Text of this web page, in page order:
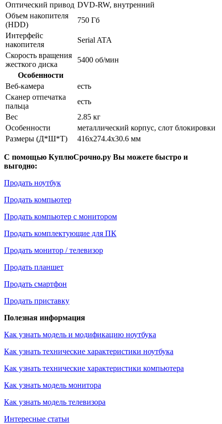
Оптический привод DVD-RW, внутренний
Объем накопителя
(HDD)
750 Гб
Интерфейс
накопителя
Serial ATA
Скорость вращения
жесткого диска
5400 об/мин
Особенности
Веб-камера
есть
Сканер отпечатка
пальца
есть
Вес
2.85 кг
Особенности
металлический корпус, слот блокировки
Размеры (Д*Ш*Т)
416x274.4x30.6 мм
С помощью КуплюСрочно.ру Вы можете быстро и
выгодно:
Продать ноутбук
Продать компьютер
Продать компьютер с монитором
Продать комплектующие для ПК
Продать монитор / телевизор
Продать планшет
Продать смартфон
Продать приставку
Полезная информация
Как узнать модель и модификацию ноутбука
Как узнать технические характеристики ноутбука
Как узнать технические характеристики компьютера
Как узнать модель монитора
Как узнать модель телевизора
Интересные статьи